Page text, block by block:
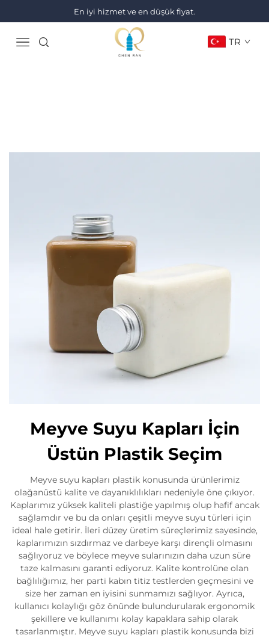
En iyi hizmet ve en düşük fiyat.
TR
Meyve Suyu Kapları İçin
Üstün Plastik Seçim
Meyve suyu kapları plastik konusunda ürünlerimiz
olağanüstü kalite ve dayanıklılıkları nedeniyle öne çıkıyor.
Kaplarımız yüksek kaliteli plastiğe yapılmış olup hafif ancak
sağlamdır ve bu da onları çeşitli meyve suyu türleri için
ideal hale getirir. İleri düzey üretim süreçlerimiz sayesinde,
kaplarımızın sızdırmaz ve darbeye karşı dirençli olmasını
sağlıyoruz ve böylece meyve sularınızın daha uzun süre
taze kalmasını garanti ediyoruz. Kalite kontrolüne olan
bağlılığımız, her parti kabın titiz testlerden geçmesini ve
size her zaman en iyisini sunmamızı sağlıyor. Ayrıca,
kullanıcı kolaylığı göz önünde bulundurularak ergonomik
şekillere ve kullanımı kolay kapaklara sahip olarak
tasarlanmıştır. Meyve suyu kapları plastik konusunda bizi